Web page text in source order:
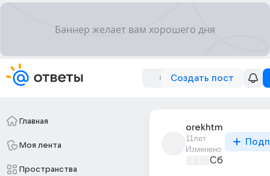
Создать пост
Главная
Моя лента
Пространства
orekhtm
11лет
Изменено
Сборная